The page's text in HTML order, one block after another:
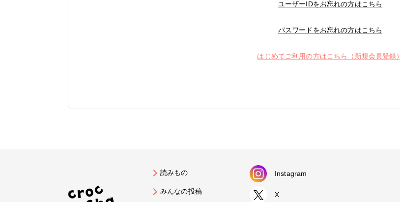
ユーザーIDをお忘れの方はこちら
パスワードをお忘れの方はこちら
はじめてご利用の方はこちら（新規会員登録）
読みもの
みんなの投稿
Instagram
X